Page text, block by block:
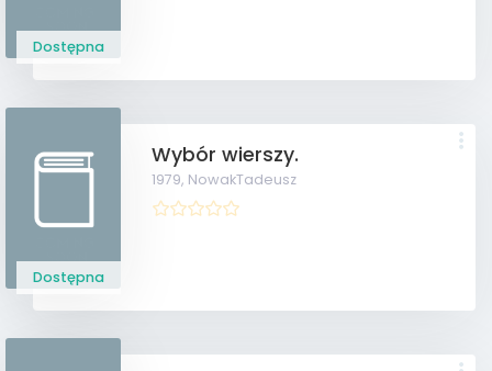
Dostępna
Dostępna
Wybór wierszy.
1979, NowakTadeusz